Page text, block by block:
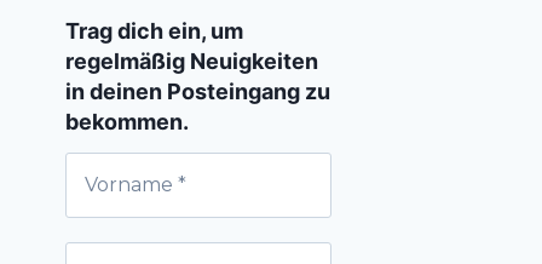
Trag dich ein, um
regelmäßig Neuigkeiten
in deinen Posteingang zu
bekommen.